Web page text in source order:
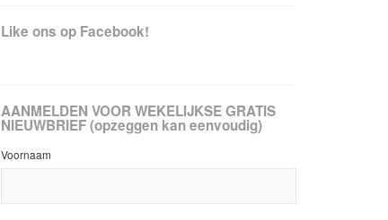
Like ons op Facebook!
AANMELDEN VOOR WEKELIJKSE GRATIS
NIEUWBRIEF (opzeggen kan eenvoudig)
Voornaam